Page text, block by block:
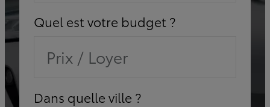
Quel est votre budget ?
Prix / Loyer
Dans quelle ville ?